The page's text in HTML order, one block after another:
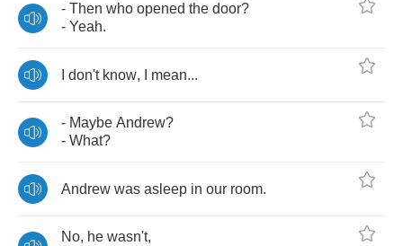
- Then who opened the door?
- Yeah.
don't know, mean...
- Maybe Andrew?
- What?
Andrew was asleep in our room.
No, he wasn't,